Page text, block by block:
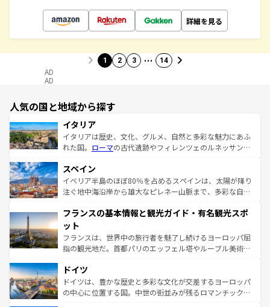
詳細を見る
1 2 3 … 14
AD
AD
人気の国と地域から探す
イタリア
イタリアは歴史、文化、グルメ、自然と多彩な魅力にあふ
れた国。 ローマの古代遺跡やフィレンツェのルネッサンス
ろん、トスカーナの美しい田園風景やアマルフィ海岸の絶
景など、自然景観も見逃せない。観光の合間には、本場の
ピザやパスタなど、絶品のイタリア料理を堪能することも
ませてくれるイタリアで、忘れられない旅をしてみよう！
なお、新着のイタリア情報は
しい。
スペイン
イベリア半島のほぼ80％を占めるスペインは、太陽が降り
注ぐ地中海沿岸から雄大なピレネー山脈まで、多彩な自然
文化が根付くこの国では、情熱的なフラメンコ、熱気あふ
れる闘牛、そして美味しいタパスが生活の一部となってい
る。首都マドリードの洗練された雰囲気や、バルセロナの
アートに溢れた街角から、地方では古代ローマ遺跡や中世
せる。地方によって風土や気候が異なるスペインはその個
性で訪れる人を魅了する。 なお、新着のスペイン情報は コ
ンテンツ一覧を参照してほしい。
フランスの基本情報と観光ガイド・有名観光スポ
ット
フランスは、世界中の旅行者を魅了し続けるヨーロッパ屈
指の観光地だ。首都パリのエッフェル塔やルーブル美術館
で、幅広い魅力が詰まっている。華麗な宮殿、歴史的な大
聖堂、美しいビーチ、そして豊かな自然が、訪れる者を心
から魅了する。また、フランスは美食の国としても知ら
ドイツ
ドイツは、豊かな歴史と多彩な文化が交差するヨーロッパ
の中心に位置する国。中世の街並みが残るロマンチック街